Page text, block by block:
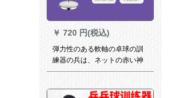
￥ 720 円(税込)
弾力性のある軟軸の卓球の訓
練器の兵は、ネットの赤い神
の器を訓練してから、供給し
ケトの家庭用の子は、け版の